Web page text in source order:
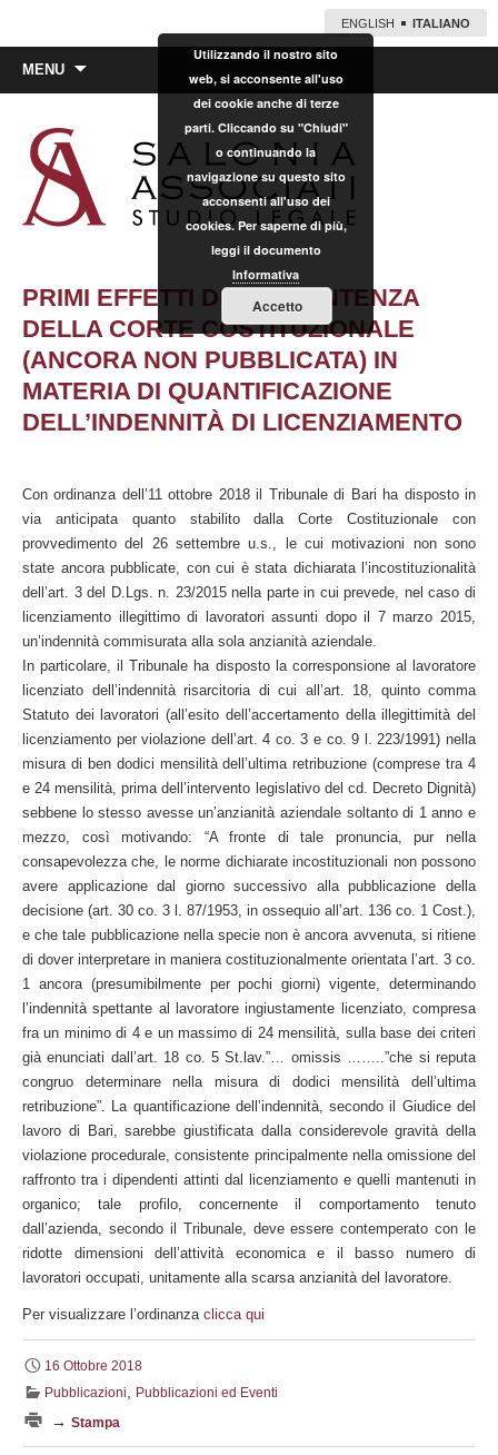
ENGLISH ITALIANO
MENU
PRIMI EFFETTI DELLA SENTENZA
DELLA CORTE COSTITUZIONALE
(ANCORA NON PUBBLICATA) IN
MATERIA DI QUANTIFICAZIONE
DELL’INDENNITÀ DI LICENZIAMENTO
Con ordinanza dell’11 ottobre 2018 il Tribunale di Bari ha disposto in
via anticipata quanto stabilito dalla Corte Costituzionale con
provvedimento del 26 settembre u.s., le cui motivazioni non sono
state ancora pubblicate, con cui è stata dichiarata l’incostituzionalità
dell’art. 3 del D.Lgs. n. 23/2015 nella parte in cui prevede, nel caso di
licenziamento illegittimo di lavoratori assunti dopo il 7 marzo 2015,
un’indennità commisurata alla sola anzianità aziendale.
In particolare, il Tribunale ha disposto la corresponsione al lavoratore
licenziato dell’indennità risarcitoria di cui all’art. 18, quinto comma
Statuto dei lavoratori (all’esito dell’accertamento della illegittimità del
licenziamento per violazione dell’art. 4 co. 3 e co. 9 l. 223/1991) nella
misura di ben dodici mensilità dell’ultima retribuzione (comprese tra 4
e 24 mensilità, prima dell’intervento legislativo del cd. Decreto Dignità)
sebbene lo stesso avesse un’anzianità aziendale soltanto di 1 anno e
mezzo, così motivando: “A fronte di tale pronuncia, pur nella
consapevolezza che, le norme dichiarate incostituzionali non possono
avere applicazione dal giorno successivo alla pubblicazione della
decisione (art. 30 co. 3 l. 87/1953, in ossequio all’art. 136 co. 1 Cost.),
e che tale pubblicazione nella specie non è ancora avvenuta, si ritiene
di dover interpretare in maniera costituzionalmente orientata l’art. 3 co.
1 ancora (presumibilmente per pochi giorni) vigente, determinando
l’indennità spettante al lavoratore ingiustamente licenziato, compresa
fra un minimo di 4 e un massimo di 24 mensilità, sulla base dei criteri
già enunciati dall’art. 18 co. 5 St.lav.”… omissis ……..”che si reputa
congruo determinare nella misura di dodici mensilità dell’ultima
retribuzione”. La quantificazione dell’indennità, secondo il Giudice del
lavoro di Bari, sarebbe giustificata dalla considerevole gravità della
violazione procedurale, consistente principalmente nella omissione del
raffronto tra i dipendenti attinti dal licenziamento e quelli mantenuti in
organico; tale profilo, concernente il comportamento tenuto
dall’azienda, secondo il Tribunale, deve essere contemperato con le
ridotte dimensioni dell’attività economica e il basso numero di
lavoratori occupati, unitamente alla scarsa anzianità del lavoratore.
Per visualizzare l’ordinanza clicca qui
16 Ottobre 2018
Pubblicazioni
Pubblicazioni ed Eventi
→ Stampa
Utilizzando il nostro sito
web, si acconsente all'uso
dei cookie anche di terze
parti. Cliccando su "Chiudi"
o continuando la
navigazione su questo sito
acconsenti all'uso dei
cookies. Per saperne di più,
leggi il documento
Informativa
Accetto